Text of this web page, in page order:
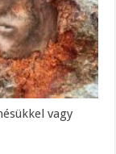
vagy